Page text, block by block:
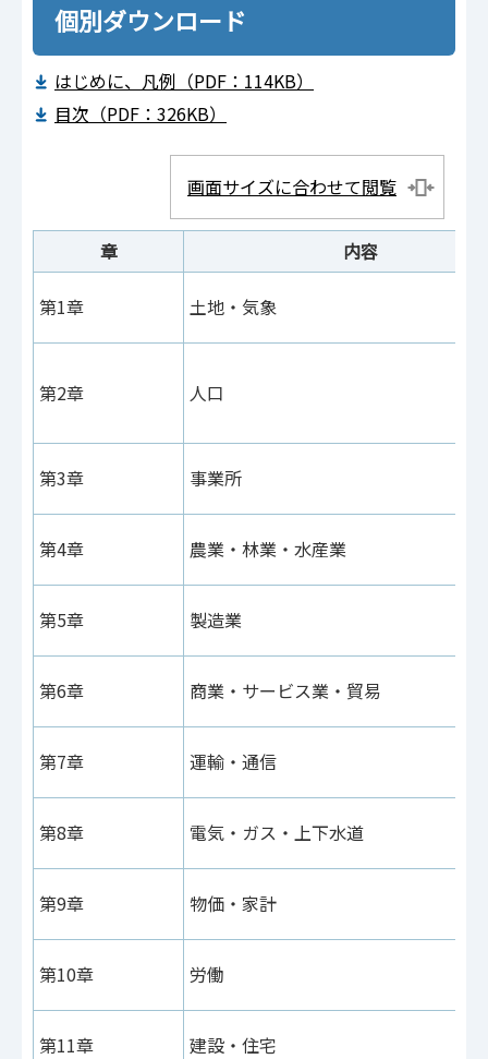
個別ダウンロード
はじめに、凡例（PDF：114KB）
目次（PDF：326KB）
画面サイズに合わせて閲覧
章 内容
第1章 土地・気象
第2章 人口
第3章 事業所
第4章 農業・林業・水産業
第5章 製造業
第6章 商業・サービス業・貿易
第7章 運輸・通信
第8章 電気・ガス・上下水道
第9章 物価・家計
第10章 労働
第11章 建設・住宅